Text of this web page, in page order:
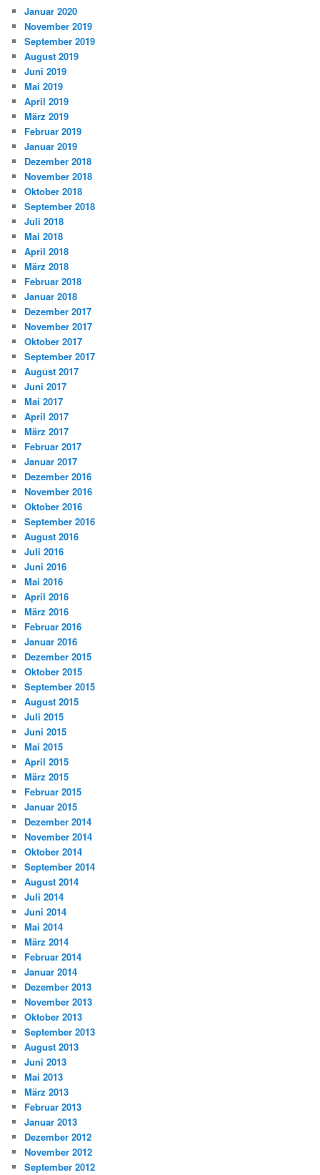
Januar 2020
November 2019
September 2019
August 2019
Juni 2019
Mai 2019
April 2019
März 2019
Februar 2019
Januar 2019
Dezember 2018
November 2018
Oktober 2018
September 2018
Juli 2018
Mai 2018
April 2018
März 2018
Februar 2018
Januar 2018
Dezember 2017
November 2017
Oktober 2017
September 2017
August 2017
Juni 2017
Mai 2017
April 2017
März 2017
Februar 2017
Januar 2017
Dezember 2016
November 2016
Oktober 2016
September 2016
August 2016
Juli 2016
Juni 2016
Mai 2016
April 2016
März 2016
Februar 2016
Januar 2016
Dezember 2015
Oktober 2015
September 2015
August 2015
Juli 2015
Juni 2015
Mai 2015
April 2015
März 2015
Februar 2015
Januar 2015
Dezember 2014
November 2014
Oktober 2014
September 2014
August 2014
Juli 2014
Juni 2014
Mai 2014
März 2014
Februar 2014
Januar 2014
Dezember 2013
November 2013
Oktober 2013
September 2013
August 2013
Juni 2013
Mai 2013
März 2013
Februar 2013
Januar 2013
Dezember 2012
November 2012
September 2012